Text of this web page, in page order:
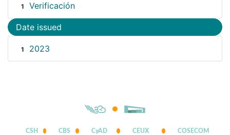
1 Verificación
Date issued
1 2023
CSH CBS CyAD CEUX COSECOM